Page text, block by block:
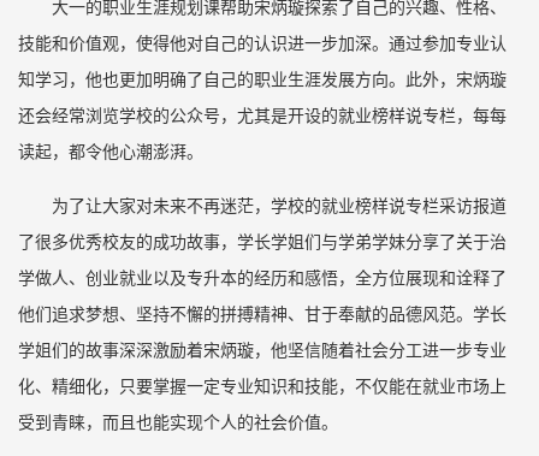
大一的职业生涯规划课帮助宋炳璇探索了自己的兴趣、性格、
技能和价值观，使得他对自己的认识进一步加深。通过参加专业认
知学习，他也更加明确了自己的职业生涯发展方向。此外，宋炳璇
还会经常浏览学校的公众号，尤其是开设的就业榜样说专栏，每每
读起，都令他心潮澎湃。
为了让大家对未来不再迷茫，学校的就业榜样说专栏采访报道
了很多优秀校友的成功故事，学长学姐们与学弟学妹分享了关于治
学做人、创业就业以及专升本的经历和感悟，全方位展现和诠释了
他们追求梦想、坚持不懈的拼搏精神、甘于奉献的品德风范。学长
学姐们的故事深深激励着宋炳璇，他坚信随着社会分工进一步专业
化、精细化，只要掌握一定专业知识和技能，不仅能在就业市场上
受到青睐，而且也能实现个人的社会价值。